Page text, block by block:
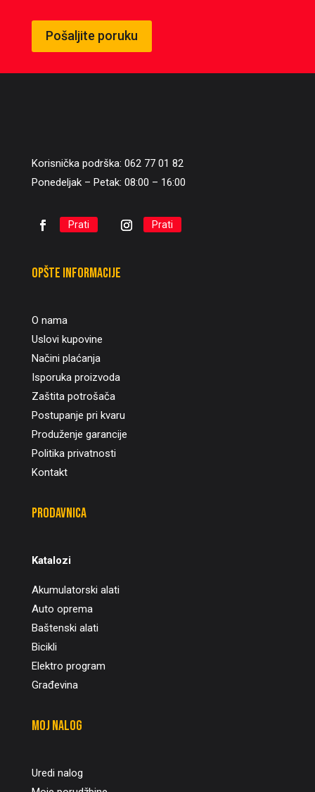
Pošaljite poruku
Korisnička podrška: 062 77 01 82
Ponedeljak – Petak: 08:00 – 16:00
Prati Prati
Opšte informacije
O nama
Uslovi kupovine
Načini plaćanja
Isporuka proizvoda
Zaštita potrošača
Postupanje pri kvaru
Produženje garancije
Politika privatnosti
Kontakt
Prodavnica
Katalozi
Akumulatorski alati
Auto oprema
Baštenski alati
Bicikli
Elektro program
Građevina
Moj nalog
Uredi nalog